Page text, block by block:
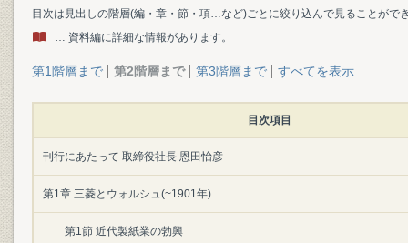
目次は見出しの階層(編・章・節・項…など)ごとに絞り込んで見ることがで
… 資料編に詳細な情報があります。
第1階層まで 第2階層まで 第3階層まで すべてを表示
目次項目
刊行にあたって 取締役社長 恩田怡彦
第1章 三菱とウォルシュ(~1901年)
第1節 近代製紙業の勃興